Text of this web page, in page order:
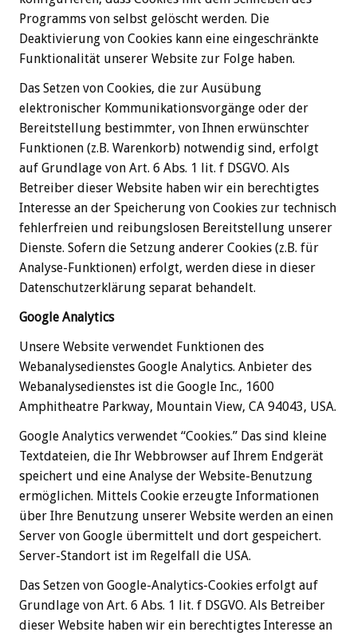
Programms von selbst gelöscht werden. Die
Deaktivierung von Cookies kann eine eingeschränkte
Funktionalität unserer Website zur Folge haben.
Das Setzen von Cookies, die zur Ausübung
elektronischer Kommunikationsvorgänge oder der
Bereitstellung bestimmter, von Ihnen erwünschter
Funktionen (z.B. Warenkorb) notwendig sind, erfolgt
auf Grundlage von Art. 6 Abs. 1 lit. f DSGVO. Als
Betreiber dieser Website haben wir ein berechtigtes
Interesse an der Speicherung von Cookies zur technisch
fehlerfreien und reibungslosen Bereitstellung unserer
Dienste. Sofern die Setzung anderer Cookies (z.B. für
Analyse-Funktionen) erfolgt, werden diese in dieser
Datenschutzerklärung separat behandelt.
Google Analytics
Unsere Website verwendet Funktionen des
Webanalysedienstes Google Analytics. Anbieter des
Webanalysedienstes ist die Google Inc., 1600
Amphitheatre Parkway, Mountain View, CA 94043, USA.
Google Analytics verwendet “Cookies.” Das sind kleine
Textdateien, die Ihr Webbrowser auf Ihrem Endgerät
speichert und eine Analyse der Website-Benutzung
ermöglichen. Mittels Cookie erzeugte Informationen
über Ihre Benutzung unserer Website werden an einen
Server von Google übermittelt und dort gespeichert.
Server-Standort ist im Regelfall die USA.
Das Setzen von Google-Analytics-Cookies erfolgt auf
Grundlage von Art. 6 Abs. 1 lit. f DSGVO. Als Betreiber
dieser Website haben wir ein berechtigtes Interesse an